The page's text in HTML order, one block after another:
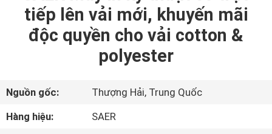
SẢN
VIDEO
Reserved.tiếp lên vải mới, khuyến mãi
độc quyền cho vải cotton &
polyester
Nguồn gốc:
Thượng Hải, Trung Quốc
Hàng hiệu:
SAER